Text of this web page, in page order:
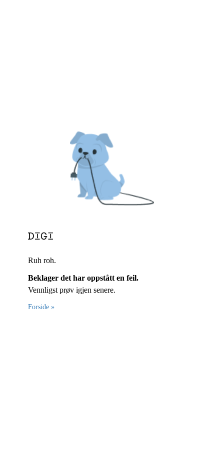
Ruh roh.
Beklager det har oppstått en feil.
Vennligst prøv igjen senere.
Forside »